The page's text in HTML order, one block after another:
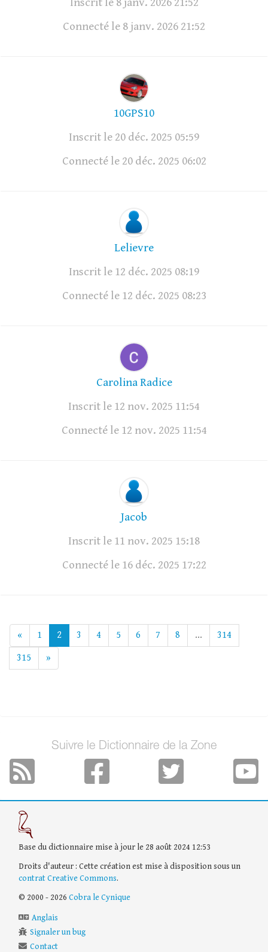
Connecté le 8 janv. 2026 21:52
10GPS10
Inscrit le 20 déc. 2025 05:59
Connecté le 20 déc. 2025 06:02
Lelievre
Inscrit le 12 déc. 2025 08:19
Connecté le 12 déc. 2025 08:23
Carolina Radice
Inscrit le 12 nov. 2025 11:54
Connecté le 12 nov. 2025 11:54
Jacob
Inscrit le 11 nov. 2025 15:18
Connecté le 16 déc. 2025 17:22
« 1 2 3 4 5 6 7 8 ...
314
315
»
Suivre le Dictionnaire de la Zone
Base du dictionnaire mise à jour le 28 août 2024 12:53
Droits d'auteur : Cette création est mise à disposition sous un
contrat Creative Commons.
© 2000 - 2026 Cobra le Cynique
Anglais
Signaler un bug
Contact